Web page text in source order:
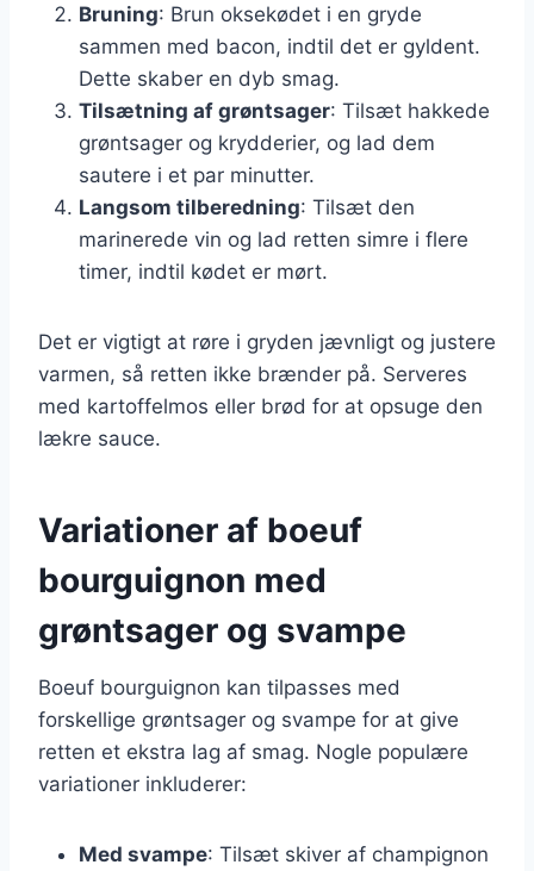
Bruning: Brun oksekødet i en gryde
sammen med bacon, indtil det er gyldent.
Dette skaber en dyb smag.
Tilsætning af grøntsager: Tilsæt hakkede
grøntsager og krydderier, og lad dem
sautere i et par minutter.
Langsom tilberedning: Tilsæt den
marinerede vin og lad retten simre i flere
timer, indtil kødet er mørt.
Det er vigtigt at røre i gryden jævnligt og justere
varmen, så retten ikke brænder på. Serveres
med kartoffelmos eller brød for at opsuge den
lækre sauce.
Variationer af boeuf
bourguignon med
grøntsager og svampe
Boeuf bourguignon kan tilpasses med
forskellige grøntsager og svampe for at give
retten et ekstra lag af smag. Nogle populære
variationer inkluderer:
Med svampe: Tilsæt skiver af champignon